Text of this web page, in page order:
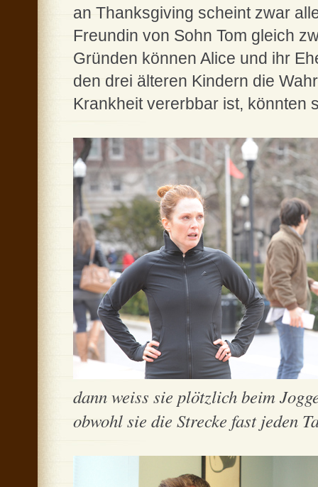
an Thanksgiving scheint zwar
Freundin von Sohn Tom gleich
Gründen können Alice und ihr
den drei älteren Kindern die
Krankheit vererbbar ist, könnten
dann weiss sie plötzlich beim
obwohl sie die Strecke fast jeden